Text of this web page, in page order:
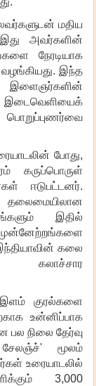
மதிய
அவர்களின்
நேரடியாக
இந்த
இளைஞர்களின்
பொறுப்புணர்வை
போது,
கருப்பொருள்
ஈடுபட்டனர்.
இதில்
கலை
கலாச்சார
இளம் குரல்களை
உன்னிப்பாக
பல நிலை தேர்வு
மூலம்
உரையாடலில்
3,000